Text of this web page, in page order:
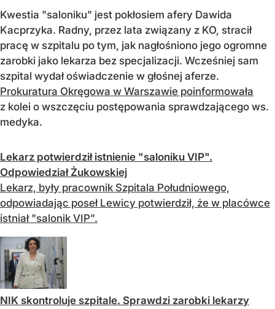
Kwestia "saloniku" jest pokłosiem afery Dawida
Kacprzyka. Radny, przez lata związany z KO, stracił
pracę w szpitalu po tym, jak nagłośniono jego ogromne
zarobki jako lekarza bez specjalizacji. Wcześniej sam
szpital wydał oświadczenie w głośnej aferze.
Prokuratura Okręgowa w Warszawie poinformowała
z kolei o wszczęciu postępowania sprawdzającego ws.
medyka.
Lekarz potwierdził istnienie "saloniku VIP".
Odpowiedział Żukowskiej
Lekarz, były pracownik Szpitala Południowego,
odpowiadając poseł Lewicy potwierdził, że w placówce
istniał "salonik VIP".
NIK skontroluje szpitale. Sprawdzi zarobki lekarzy